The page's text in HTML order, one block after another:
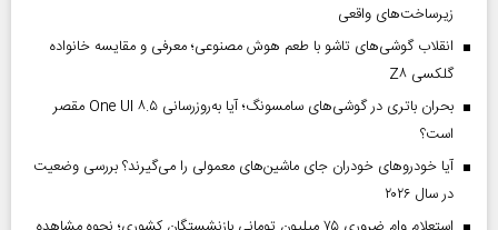
زیرساخت‌های واقعی
انقلاب گوشی‌های تاشو‌ با طعم هوش مصنوعی؛ معرفی و مقایسه خانواده
گلکسی Z۸
بحران باتری در گوشی‌های سامسونگ؛ آیا به‌روزرسانی One UI ۸.۵ مقصر
است؟
آیا خودروهای خودران جای ماشین‌های معمولی را می‌گیرند؟ بررسی وضعیت
در سال ۲۰۲۶